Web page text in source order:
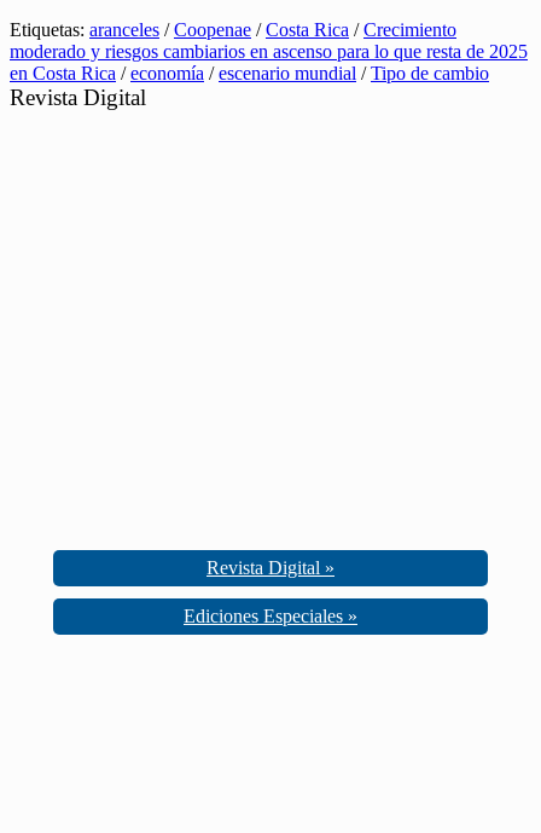
Etiquetas: aranceles /Coopenae /Costa Rica /Crecimiento
moderado y riesgos cambiarios en ascenso para lo que resta de 2025
en Costa Rica /economía /escenario mundial /Tipo de cambio
Revista Digital
Revista Digital »
Ediciones Especiales »